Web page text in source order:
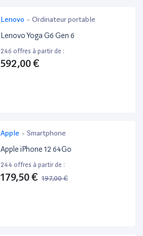
Lenovo - Ordinateur portable
Lenovo Yoga G6 Gen 6
246 offres à partir de :
592,00 €
Apple - Smartphone
Apple iPhone 12 64Go
244 offres à partir de :
179,50 € 197,00 €